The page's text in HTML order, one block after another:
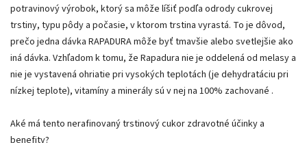
potravinový výrobok, ktorý sa môže líšiť podľa odrody cukrovej
trstiny, typu pôdy a počasie, v ktorom trstina vyrastá. To je dôvod,
prečo jedna dávka RAPADURA môže byť tmavšie alebo svetlejšie ako
iná dávka. Vzhľadom k tomu, že Rapadura nie je oddelená od melasy a
nie je vystavená ohriatie pri vysokých teplotách (je dehydratáciu pri
nízkej teplote), vitamíny a minerály sú v nej na 100% zachované .
Aké má tento nerafinovaný trstinový cukor zdravotné účinky a
benefity?